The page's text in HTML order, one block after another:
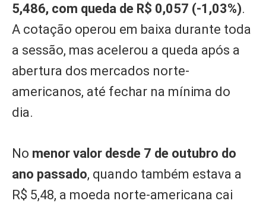
5,486, com queda de R$ 0,057 (-1,03%).
A cotação operou em baixa durante toda
a sessão, mas acelerou a queda após a
abertura dos mercados norte-
americanos, até fechar na mínima do
dia.
No menor valor desde 7 de outubro do
ano passado, quando também estava a
R$ 5,48, a moeda norte-americana cai